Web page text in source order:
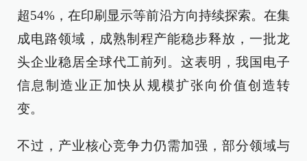
超54%，在印刷显示等前沿方向持续探索。在集
成电路领域，成熟制程产能稳步释放，一批龙
头企业稳居全球代工前列。这表明，我国电子
信息制造业正加快从规模扩张向价值创造转
变。
不过，产业核心竞争力仍需加强，部分领域与